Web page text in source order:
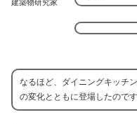
建築物研究家
なるほど、ダイニングキッチ
の変化とともに登場したのです